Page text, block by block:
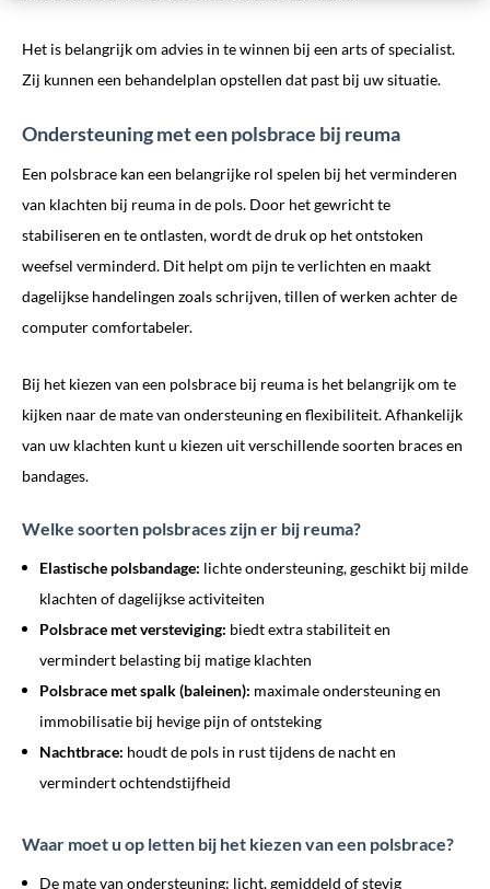
Het is belangrijk om advies in te winnen bij een arts of specialist.
Zij kunnen een behandelplan opstellen dat past bij uw situatie.
Ondersteuning met een polsbrace bij reuma
Een polsbrace kan een belangrijke rol spelen bij het verminderen
van klachten bij reuma in de pols. Door het gewricht te
stabiliseren en te ontlasten, wordt de druk op het ontstoken
weefsel verminderd. Dit helpt om pijn te verlichten en maakt
dagelijkse handelingen zoals schrijven, tillen of werken achter de
computer comfortabeler.
Bij het kiezen van een polsbrace bij reuma is het belangrijk om te
kijken naar de mate van ondersteuning en flexibiliteit. Afhankelijk
van uw klachten kunt u kiezen uit verschillende soorten braces en
bandages.
Welke soorten polsbraces zijn er bij reuma?
Elastische polsbandage: lichte ondersteuning, geschikt bij milde
klachten of dagelijkse activiteiten
Polsbrace met versteviging: biedt extra stabiliteit en
vermindert belasting bij matige klachten
Polsbrace met spalk (baleinen): maximale ondersteuning en
immobilisatie bij hevige pijn of ontsteking
Nachtbrace: houdt de pols in rust tijdens de nacht en
vermindert ochtendstijfheid
Waar moet u op letten bij het kiezen van een polsbrace?
De mate van ondersteuning: licht, gemiddeld of stevig